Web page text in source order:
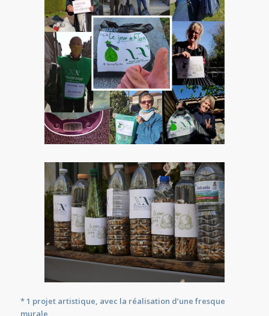
* 1 projet artistique, avec la réalisation d’une fresque
murale